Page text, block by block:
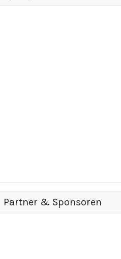
Partner & Sponsoren